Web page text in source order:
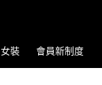
女裝 會員新制度